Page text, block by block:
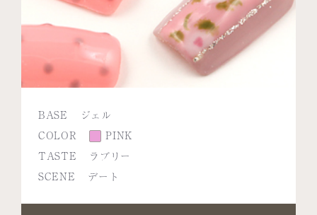
BASE
ジェル
COLOR
PINK
TASTE
ラブリー
SCENE
デート